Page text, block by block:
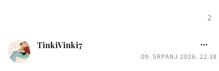
mislim da sam preskocila
cijeli dio kad sam bila trudna
2
TinkiVinki7
09. SRPANJ 2026. 22:38